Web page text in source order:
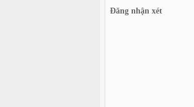
Đăng nhận xét